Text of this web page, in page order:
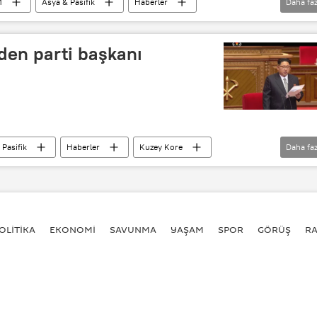
Yankee Counter Strike
Call Of Duty
parti başkanı
Pasifik Haberler
Kuzey Kore
Kore) parti başkanı
Daha
EKONOMİ SAVUNMA YAŞAM SPOR GÖRÜŞ